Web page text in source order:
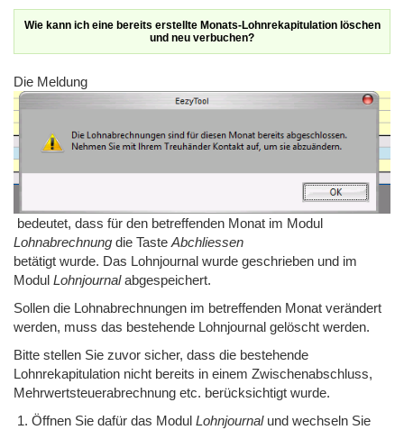
Wie kann ich eine bereits erstellte Monats-Lohnrekapitulation löschen
und neu verbuchen?
Die Meldung
bedeutet, dass für den betreffenden Monat im Modul
Lohnabrechnung die Taste Abchliessen
betätigt wurde. Das Lohnjournal wurde geschrieben und im
Modul Lohnjournalabgespeichert.
Sollen die Lohnabrechnungen im betreffenden Monat verändert
werden, muss das bestehende Lohnjournal gelöscht werden.
Bitte stellen Sie zuvor sicher, dass die bestehende
Lohnrekapitulation nicht bereits in einem Zwischenabschluss,
Mehrwertsteuerabrechnung etc. berücksichtigt wurde.
Öffnen Sie dafür das Modul Lohnjournalund wechseln Sie